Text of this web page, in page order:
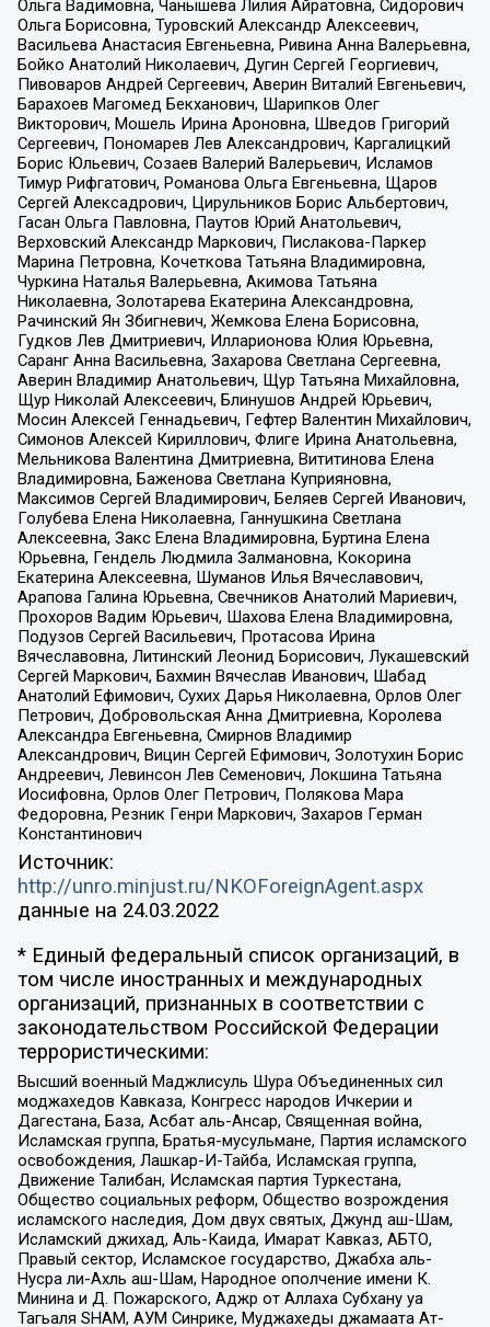
Ольга Вадимовна, Чанышева Лилия Айратовна, Сидорович
Ольга Борисовна, Туровский Александр Алексеевич,
Васильева Анастасия Евгеньевна, Ривина Анна Валерьевна,
Бойко Анатолий Николаевич, Дугин Сергей Георгиевич,
Пивоваров Андрей Сергеевич, Аверин Виталий Евгеньевич,
Барахоев Магомед Бекханович, Шарипков Олег
Викторович, Мошель Ирина Ароновна, Шведов Григорий
Сергеевич, Пономарев Лев Александрович, Каргалицкий
Борис Юльевич, Созаев Валерий Валерьевич, Исламов
Тимур Рифгатович, Романова Ольга Евгеньевна, Щаров
Сергей Алексадрович, Цирульников Борис Альбертович,
Гасан Ольга Павловна, Паутов Юрий Анатольевич,
Верховский Александр Маркович, Пислакова-Паркер
Марина Петровна, Кочеткова Татьяна Владимировна,
Чуркина Наталья Валерьевна, Акимова Татьяна
Николаевна, Золотарева Екатерина Александровна,
Рачинский Ян Збигневич, Жемкова Елена Борисовна,
Гудков Лев Дмитриевич, Илларионова Юлия Юрьевна,
Саранг Анна Васильевна, Захарова Светлана Сергеевна,
Аверин Владимир Анатольевич, Щур Татьяна Михайловна,
Щур Николай Алексеевич, Блинушов Андрей Юрьевич,
Мосин Алексей Геннадьевич, Гефтер Валентин Михайлович,
Симонов Алексей Кириллович, Флиге Ирина Анатольевна,
Мельникова Валентина Дмитриевна, Вититинова Елена
Владимировна, Баженова Светлана Куприяновна,
Максимов Сергей Владимирович, Беляев Сергей Иванович,
Голубева Елена Николаевна, Ганнушкина Светлана
Алексеевна, Закс Елена Владимировна, Буртина Елена
Юрьевна, Гендель Людмила Залмановна, Кокорина
Екатерина Алексеевна, Шуманов Илья Вячеславович,
Арапова Галина Юрьевна, Свечников Анатолий Мариевич,
Прохоров Вадим Юрьевич, Шахова Елена Владимировна,
Подузов Сергей Васильевич, Протасова Ирина
Вячеславовна, Литинский Леонид Борисович, Лукашевский
Сергей Маркович, Бахмин Вячеслав Иванович, Шабад
Анатолий Ефимович, Сухих Дарья Николаевна, Орлов Олег
Петрович, Добровольская Анна Дмитриевна, Королева
Александра Евгеньевна, Смирнов Владимир
Александрович, Вицин Сергей Ефимович, Золотухин Борис
Андреевич, Левинсон Лев Семенович, Локшина Татьяна
Иосифовна, Орлов Олег Петрович, Полякова Мара
Федоровна, Резник Генри Маркович, Захаров Герман
Константинович
Источник:
http://unro.minjust.ru/NKOForeignAgent.aspx
данные на 24.03.2022
* Единый федеральный список организаций, в
том числе иностранных и международных
организаций, признанных в соответствии с
законодательством Российской Федерации
террористическими:
Высший военный Маджлисуль Шура Объединенных сил
моджахедов Кавказа, Конгресс народов Ичкерии и
Дагестана, База, Асбат аль-Ансар, Священная война,
Исламская группа, Братья-мусульмане, Партия исламского
освобождения, Лашкар-И-Тайба, Исламская группа,
Движение Талибан, Исламская партия Туркестана,
Общество социальных реформ, Общество возрождения
исламского наследия, Дом двух святых, Джунд аш-Шам,
Исламский джихад, Аль-Каида, Имарат Кавказ, АБТО,
Правый сектор, Исламское государство, Джабха аль-
Нусра ли-Ахль аш-Шам, Народное ополчение имени К.
Минина и Д. Пожарского, Аджр от Аллаха Субхану уа
Тагьаля SHAM, АУМ Синрике, Муджахеды джамаата Ат-